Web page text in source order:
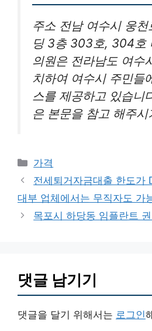
주소 전남 여수시 웅
딩 3층 303호, 304호
의원은 전라남도 여수
치하여 여수시 주민들
스를 제공하고 있습니
은 본문을 참고 해주시
카
테
리
가격
전세퇴거자금대출 한도가
대부 업체에서는 무직자도 가
목포시 하당동 임플란트
댓글 남기기
댓글을 달기 위해서는 로그인